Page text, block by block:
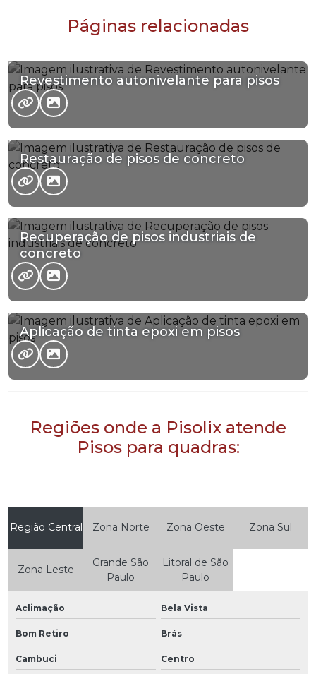
Páginas relacionadas
Revestimento autonivelante para pisos
Restauração de pisos de concreto
Recuperação de pisos industriais de
concreto
Aplicação de tinta epoxi em pisos
Regiões onde a Pisolix atende
Pisos para quadras:
Região Central Zona Norte Zona Oeste Zona Sul
Zona Leste
Grande São
Paulo
Litoral de São
Paulo
Aclimação Bela Vista
Bom Retiro Brás
Cambuci Centro